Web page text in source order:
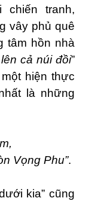
chiến tranh,
vây phủ quê
tâm hồn nhà
cả núi đồi”
hiện thực
là những
Vọng Phu”.
kia” cũng